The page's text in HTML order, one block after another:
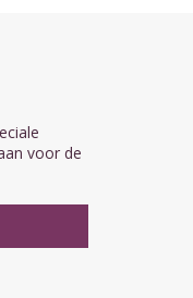
voor de